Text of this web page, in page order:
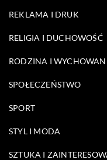
REKLAMA I DRUK
RELIGIA I DUCHOWOŚĆ
RODZINA I
SPOŁECZEŃSTWO
SPORT
STYL I MODA
SZTUKA I